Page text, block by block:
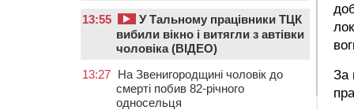
За
13:55
У Тальному працівники ТЦК
вибили вікно і витягли з автівки
чоловіка (ВІДЕО)
13:27 На Звенигородщині чоловік до
смерті побив 82-річного
односельця